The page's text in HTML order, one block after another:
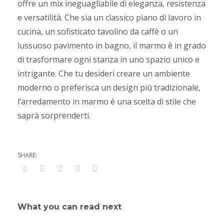
offre un mix ineguagliabile di eleganza, resistenza
e versatilità. Che sia un classico piano di lavoro in
cucina, un sofisticato tavolino da caffè o un
lussuoso pavimento in bagno, il marmo è in grado
di trasformare ogni stanza in uno spazio unico e
intrigante. Che tu desideri creare un ambiente
moderno o preferisca un design più tradizionale,
l’arredamento in marmo è una scelta di stile che
saprà sorprenderti.
What you can read next